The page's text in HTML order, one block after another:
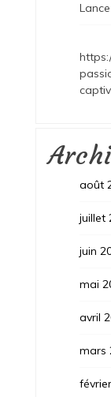
août
juillet
juin
mai
avril
mars